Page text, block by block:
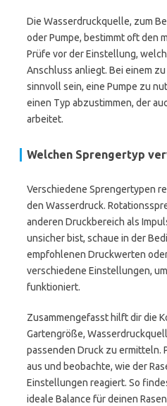
Die Wasserdruckquelle, zum
oder Pumpe, bestimmt oft den
Prüfe vor der Einstellung,
Anschluss anliegt. Bei einem
sinnvoll sein, eine Pumpe zu
einen Typ abzustimmen, der
arbeitet.
Welchen Sprengertyp
Verschiedene Sprengertypen
den Wasserdruck.
anderen Druckbereich als
unsicher bist, schaue in der
empfohlenen Druckwerten
verschiedene Einstellungen,
funktioniert.
Zusammengefasst hilft dir die
Gartengröße,
passenden Druck zu ermitteln.
aus und beobachte, wie der
Einstellungen reagiert. So
ideale Balance für deinen